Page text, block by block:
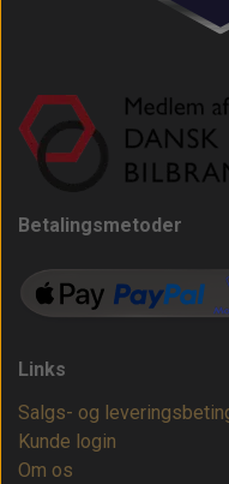
Betalingsmetoder
Links
Salgs- og
Kunde login
Om os